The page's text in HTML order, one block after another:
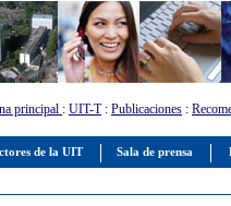
de la UIT Sala de prensa
principal : UIT-T: Publicaciones :